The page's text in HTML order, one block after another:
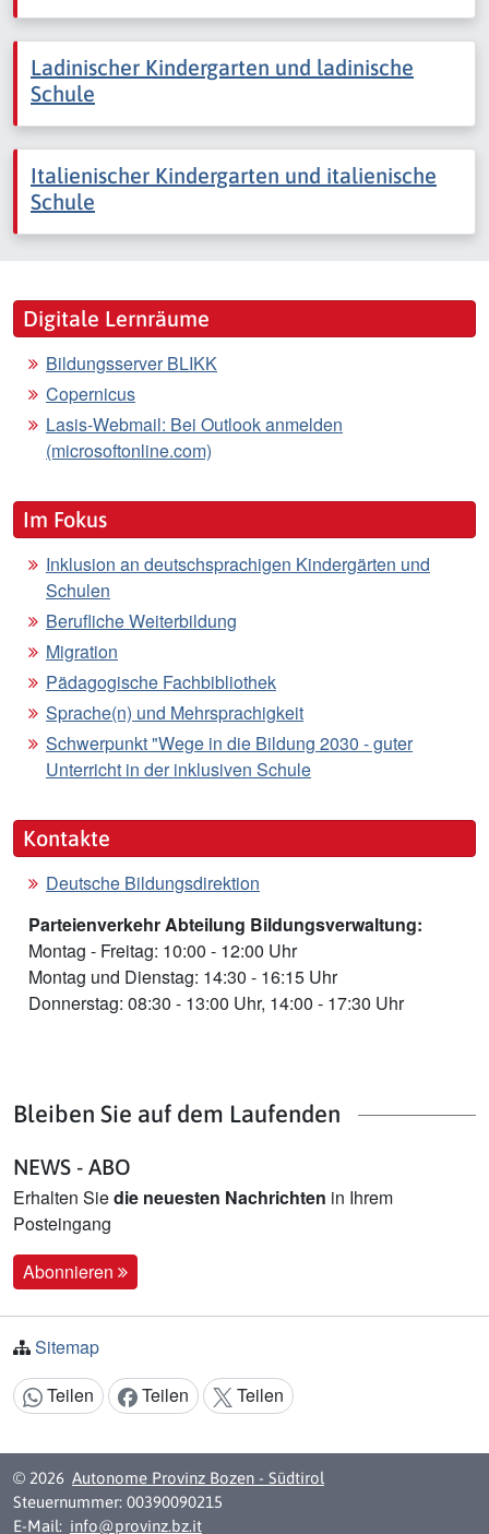
Ladinischer Kindergarten und ladinische
Schule
Italienischer Kindergarten und italienische
Schule
Digitale Lernräume
Bildungsserver BLIKK
Copernicus
Lasis-Webmail: Bei Outlook anmelden
(microsoftonline.com)
Im Fokus
Inklusion an deutschsprachigen Kindergärten und
Schulen
Berufliche Weiterbildung
Migration
Pädagogische Fachbibliothek
Sprache(n) und Mehrsprachigkeit
Schwerpunkt "Wege in die Bildung 2030 - guter
Unterricht in der inklusiven Schule
Kontakte
Deutsche Bildungsdirektion
Parteienverkehr Abteilung Bildungsverwaltung:
Montag - Freitag: 10:00 - 12:00 Uhr
Montag und Dienstag: 14:30 - 16:15 Uhr
Donnerstag: 08:30 - 13:00 Uhr, 14:00 - 17:30 Uhr
Bleiben Sie auf dem Laufenden
NEWS - ABO
Erhalten Siedie neuesten Nachrichten in Ihrem
Posteingang
Abonnieren
Sitemap
Inhalt teilen:
Teilen Teilen Teilen
© 2026 Autonome Provinz Bozen - Südtirol
Steuernummer: 00390090215
E-Mail: info@provinz.bz.it